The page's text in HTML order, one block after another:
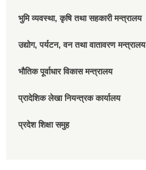
भुमि व्यवस्था, कृषि तथा सहकारी मन्त्रालय
उद्योग, पर्यटन, वन तथा वातावरण मन्त्रालय
भौतिक पूर्वाधार विकास मन्त्रालय
प्रादेशिक लेखा नियन्त्रक कार्यालय
प्रदेश शिक्षा समुह